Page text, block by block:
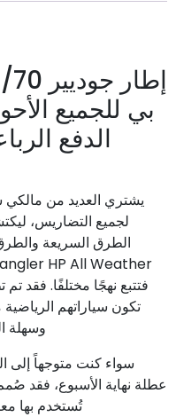
بي للجميع
الدفع
يشتري العديد من مالكي
لجميع التضاريس،
الطرق السريعة
فتتبع نهجًا مختلفًا. فقد
تكون سياراتهم
وسهلة
سواء كنت متوجهاً إلى
عطلة نهاية الأسبوع، فقد
تُستخدم بها